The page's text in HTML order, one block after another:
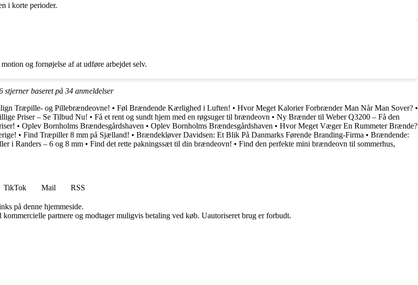
i korte perioder.
og fornøjelse af at udføre arbejdet selv.
stjerner baseret på 34 anmeldelser
Træpille- og Pillebrændeovne! • Føl Brændende Kærlighed i Luften! • Hvor Meget Kalorier Forbrænder Man Når Man Sover? •
Priser – Se Tilbud Nu! • Få et rent og sundt hjem med en røgsuger til brændeovn • Ny Brænder til Weber Q3200 – Få den
• Oplev Bornholms Brændesgårdshaven • Oplev Bornholms Brændesgårdshaven • Hvor Meget Væger En Rummeter Brænde?
• Find Træpiller 8 mm på Sjælland! • Brændekløver Davidsen: Et Blik På Danmarks Førende Branding-Firma • Brændende:
i Randers – 6 og 8 mm • Find det rette pakningssæt til din brændeovn! • Find den perfekte mini brændeovn til sommerhus,
TikTok Mail
RSS
på denne hjemmeside.
partnere og modtager muligvis betaling ved køb. Uautoriseret brug er forbudt.